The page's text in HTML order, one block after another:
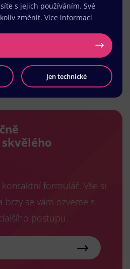
Načíst další
formulář. Vše si
brzy se vám ozveme s
postupu.
s jejich používáním. Své
změnit. Více informací
Jen technické